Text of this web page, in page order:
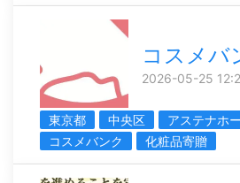
コスメバ
2026-05-25
東京都 中央区
アステナホ
コスメバンク
化粧品寄贈